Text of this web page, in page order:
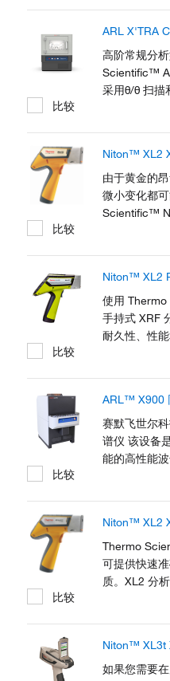
的性能和多
物、采矿、
地球化学、
受益匪浅。
ARL X'TRA
高阶常规分
Scientific™
采用θ/θ 扫描
比较
Niton™ XL2
由于黄金的
微小变化都
Scientific™
金，并提供
确定您购买
比较
Niton™ XL2
使用
手持式 XRF
耐久性、性
料，鉴别纯
比较
ARL™ X900
赛默飞世尔
谱仪 该设备
能的高性能
代金属冶炼
程控制与生
采矿、水泥
地测定原材
比较
Niton™ XL2
Thermo
可提供快速
质。XL2 分
用范围日益
探，以及消
比较
Niton™ XL3t
如果您需要